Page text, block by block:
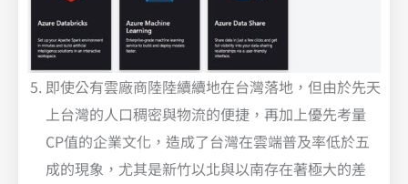
即使公有雲廠商陸陸續續地在台灣落地，但由於先天
上台灣的人口稠密與物流的便捷，再加上優先考量
CP值的企業文化，造成了台灣在雲端普及率低於五
成的現象，尤其是新竹以北與以南存在著極大的差